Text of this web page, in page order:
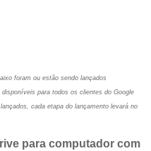
foram ou estão sendo lançados
para todos os clientes do Google
cada etapa do lançamento levará no
para computador com